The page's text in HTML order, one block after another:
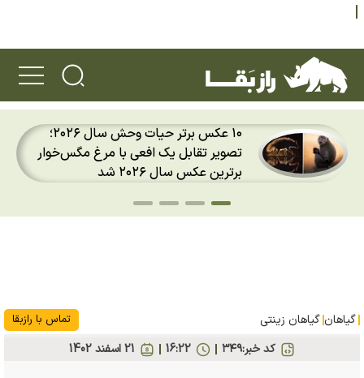
راکت سرگردان و ۴ هزار کیلویی
اسپیس‌اکس با سرعت هشت هزار و ۶۹۰
کیلومتر در ساعت به ماه برخورد کرد
گیاهان گیاهان زینتی تماس با رازبقا
کد خبر:۳۴۹ 21 اسفند 1402 16:22